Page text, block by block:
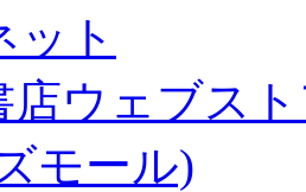
ット
店ウェブス
モール)